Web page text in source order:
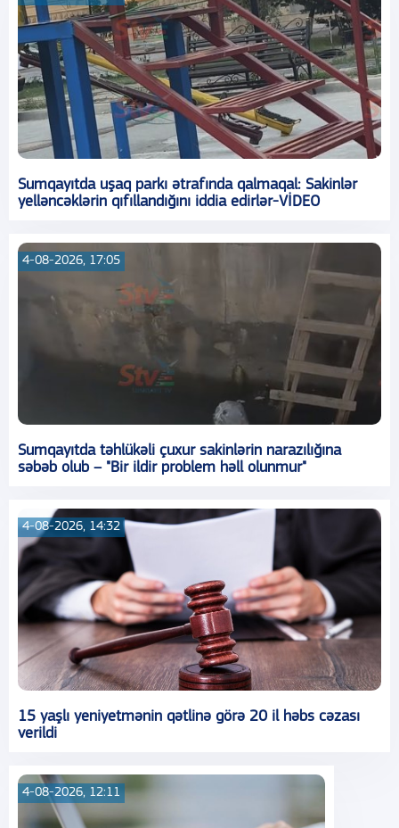
Sumqayıtda uşaq parkı ətrafında qalmaqal: Sakinlər
yelləncəklərin qıfıllandığını iddia edirlər-VİDEO
4-08-2026, 17:05
Sumqayıtda təhlükəli çuxur sakinlərin narazılığına
səbəb olub – "Bir ildir problem həll olunmur"
4-08-2026, 14:32
15 yaşlı yeniyetmənin qətlinə görə 20 il həbs cəzası
verildi
4-08-2026, 12:11